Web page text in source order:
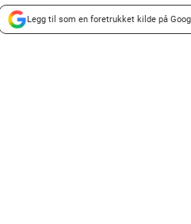
Legg til som en foretrukket kilde på